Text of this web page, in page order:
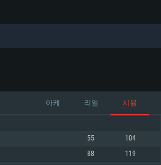
아케 리얼 시뮬
55 104
88 119